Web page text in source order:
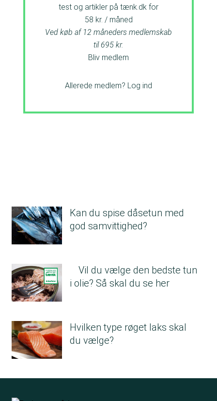
test og artikler på tænk.dk for
58 kr. / måned
Ved køb af 12 måneders medlemskab
til 695 kr.
Bliv medlem
Allerede medlem? Log ind
Kan du spise dåsetun med
god samvittighed?
Vil du vælge den bedste tun
i olie? Så skal du se her
Hvilken type røget laks skal
du vælge?